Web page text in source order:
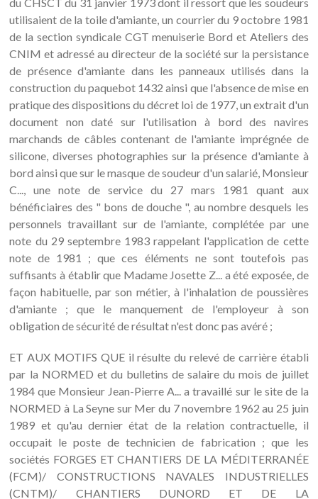
utilisaient de la toile d'amiante, un courrier du 9 octobre 1981
de la section syndicale CGT menuiserie Bord et Ateliers des
CNIM et adressé au directeur de la société sur la persistance
de présence d'amiante dans les panneaux utilisés dans la
construction du paquebot 1432 ainsi que l'absence de mise en
pratique des dispositions du décret loi de 1977, un extrait d'un
document non daté sur l'utilisation à bord des navires
marchands de câbles contenant de l'amiante imprégnée de
silicone, diverses photographies sur la présence d'amiante à
bord ainsi que sur le masque de soudeur d'un salarié, Monsieur
C..., une note de service du 27 mars 1981 quant aux
bénéficiaires des " bons de douche ", au nombre desquels les
personnels travaillant sur de l'amiante, complétée par une
note du 29 septembre 1983 rappelant l'application de cette
note de 1981 ; que ces éléments ne sont toutefois pas
suffisants à établir que Madame Josette Z... a été exposée, de
façon habituelle, par son métier, à l'inhalation de poussières
d'amiante ; que le manquement de l'employeur à son
obligation de sécurité de résultat n'est donc pas avéré ;
ET AUX MOTIFS QUE il résulte du relevé de carrière établi
par la NORMED et du bulletins de salaire du mois de juillet
1984 que Monsieur Jean-Pierre A... a travaillé sur le site de la
NORMED à La Seyne sur Mer du 7 novembre 1962 au 25 juin
1989 et qu'au dernier état de la relation contractuelle, il
occupait le poste de technicien de fabrication ; que les
sociétés FORGES ET CHANTIERS DE LA MÉDITERRANÉE
(FCM)/ CONSTRUCTIONS NAVALES INDUSTRIELLES
(CNTM)/ CHANTIERS DUNORD ET DE LA